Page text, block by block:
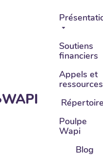
principal
Soutiens
financiers
Appels et
ressources
Poulpe
Wapi
Blog